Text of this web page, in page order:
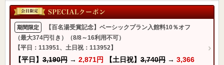
期間限定
【百名湯受賞記念】ベーシックプラン入館料10％オフ
（最大374円引き）（8/8～16利用不可）
【平日：113951、土日祝：113952】
【平日】 3,190円 → 2,871円 【土日祝】 3,740円 → 3,366